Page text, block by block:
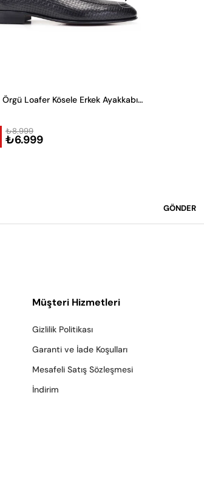
Siyah Örgü Loafer Kösele Erkek Ayakkabı -11658-
₺6.999
₺8.999
GÖNDER
Müşteri Hizmetleri
Gizlilik Politikası
Garanti ve İade Koşulları
Mesafeli Satış Sözleşmesi
İndirim